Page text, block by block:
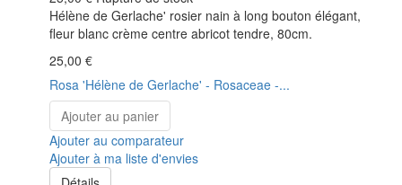
Hélène de Gerlache' rosier nain à long bouton élégant,
fleur blanc crème centre abricot tendre, 80cm.
25,00 €
Rosa 'Hélène de Gerlache' - Rosaceae -...
Ajouter au panier
Ajouter au comparateur
Ajouter à ma liste d'envies